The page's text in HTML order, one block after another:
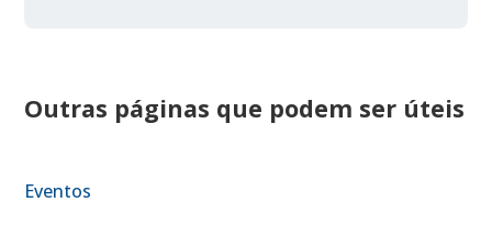
Outras páginas que podem ser úteis
Eventos